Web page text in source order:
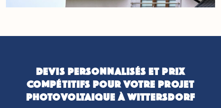
DEVIS PERSONNALISÉS ET PRIX
COMPÉTITIFS POUR VOTRE PROJET
PHOTOVOLTAIQUE À WITTERSDORF